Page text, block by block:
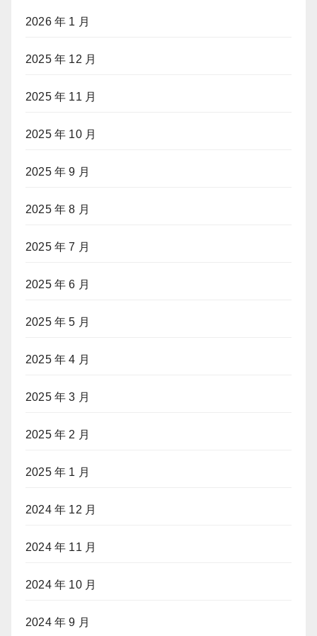
2026 年 1 月
2025 年 12 月
2025 年 11 月
2025 年 10 月
2025 年 9 月
2025 年 8 月
2025 年 7 月
2025 年 6 月
2025 年 5 月
2025 年 4 月
2025 年 3 月
2025 年 2 月
2025 年 1 月
2024 年 12 月
2024 年 11 月
2024 年 10 月
2024 年 9 月